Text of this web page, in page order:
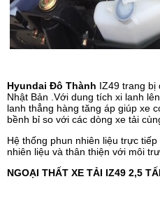
Hyundai Đô Thành IZ49 trang bị
Nhật Bản .Với dung tích xi lanh
lanh thẳng hàng tăng áp giúp xe
bềnh bỉ so với các dòng xe tải
Hệ thống phun nhiên liệu trực
nhiên liệu và thân thiện với môi
NGOẠI THẤT XE TẢI IZ49 2,5